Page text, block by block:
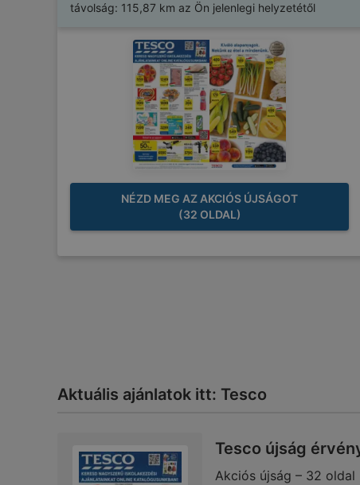
távolság: 115,87 km az Ön jelenlegi helyzetétől
NÉZD MEG AZ AKCIÓS ÚJSÁGOT
(32 OLDAL)
Aktuális ajánlatok itt: Tesco
Tesco újság
Akciós újság – 32 oldal